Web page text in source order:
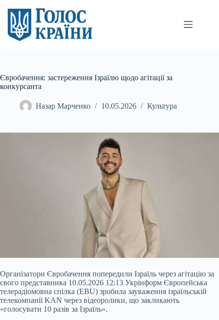
вмісту
Євробачення: застереження Ізраїлю щодо агітації за
конкурсанта
Назар Марченко 10.05.2026 Культура
Організатори Євробачення попередили Ізраїль через агітацію за
свого представника 10.05.2026 12:13 Укрінформ Європейська
телерадіомовна спілка (EBU) зробила зауваження ізраїльській
телекомпанії KAN через відеоролики, що закликають
«голосувати 10 разів за Ізраїль».